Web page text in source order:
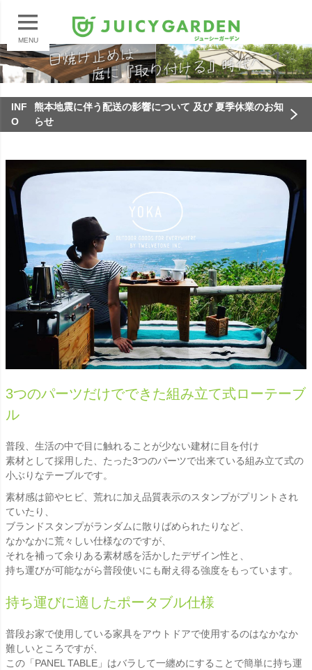
MENU
INF
O
熊本地震に伴う配送の影響について 及び 夏季休業のお知
らせ
3つのパーツだけでできた組み立て式ローテーブ
ル
普段、生活の中で目に触れることが少ない建材に目を付け
素材として採用した、たった3つのパーツで出来ている組み立て式の
小ぶりなテーブルです。
素材感は節やヒビ、荒れに加え品質表示のスタンプがプリントされ
ていたり、
ブランドスタンプがランダムに散りばめられたりなど、
なかなかに荒々しい仕様なのですが、
それを補って余りある素材感を活かしたデザイン性と、
持ち運びが可能ながら普段使いにも耐え得る強度をもっています。
持ち運びに適したポータブル仕様
普段お家で使用している家具をアウトドアで使用するのはなかなか
難しいところですが、
この「PANEL TABLE」はバラして一纏めにすることで簡単に持ち運